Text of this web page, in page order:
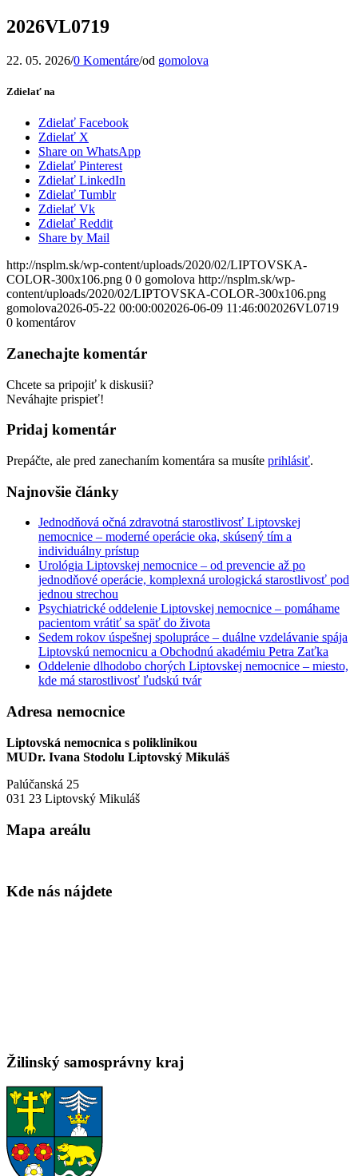
2026VL0719
22. 05. 2026/0 Komentáre/od gomolova
Zdielať na
Zdielať Facebook
Zdielať X
Share on WhatsApp
Zdielať Pinterest
Zdielať LinkedIn
Zdielať Tumblr
Zdielať Vk
Zdielať Reddit
Share by Mail
http://nsplm.sk/wp-content/uploads/2020/02/LIPTOVSKA-
COLOR-300x106.png 0 0 gomolova http://nsplm.sk/wp-
content/uploads/2020/02/LIPTOVSKA-COLOR-300x106.png
gomolova2026-05-22 00:00:002026-06-09 11:46:002026VL0719
0 komentárov
Zanechajte komentár
Chcete sa pripojiť k diskusii?
Neváhajte prispieť!
Pridaj komentár
Prepáčte, ale pred zanechaním komentára sa musíte prihlásiť.
Najnovšie články
Jednodňová očná zdravotná starostlivosť Liptovskej
nemocnice – moderné operácie oka, skúsený tím a
individuálny prístup
Urológia Liptovskej nemocnice – od prevencie až po
jednodňové operácie, komplexná urologická starostlivosť pod
jednou strechou
Psychiatrické oddelenie Liptovskej nemocnice – pomáhame
pacientom vrátiť sa späť do života
Sedem rokov úspešnej spolupráce – duálne vzdelávanie spája
Liptovskú nemocnicu a Obchodnú akadémiu Petra Zaťka
Oddelenie dlhodobo chorých Liptovskej nemocnice – miesto,
kde má starostlivosť ľudskú tvár
Adresa nemocnice
Liptovská nemocnica s poliklinikou
MUDr. Ivana Stodolu Liptovský Mikuláš
Palúčanská 25
031 23 Liptovský Mikuláš
Mapa areálu
Kde nás nájdete
Žilinský samosprávny kraj